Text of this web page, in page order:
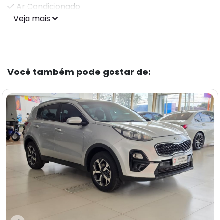
Ar Condicionado
Veja mais
Você também pode gostar de: